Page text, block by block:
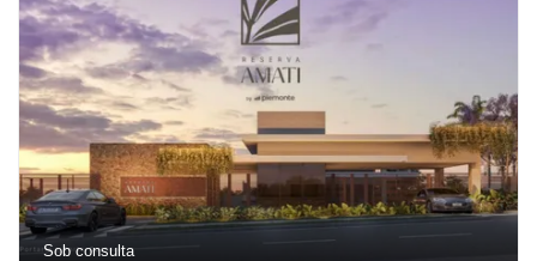
Sob consulta